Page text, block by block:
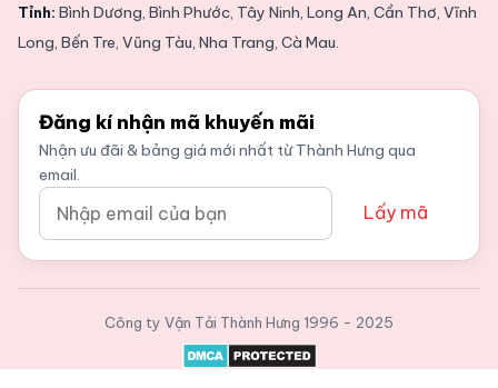
Tỉnh: Bình Dương, Bình Phước, Tây Ninh, Long An, Cần Thơ, Vĩnh
Long, Bến Tre, Vũng Tàu, Nha Trang, Cà Mau.
Đăng kí nhận mã khuyến mãi
Nhận ưu đãi & bảng giá mới nhất từ Thành Hưng qua
email.
Lấy mã
Công ty Vận Tải Thành Hưng 1996 - 2025